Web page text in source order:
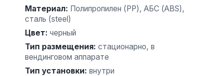
Материал: Полипропилен (PP), АБС (ABS),
сталь (steel)
Цвет: черный
Тип размещения: стационарно, в
вендинговом аппарате
Тип установки: внутри